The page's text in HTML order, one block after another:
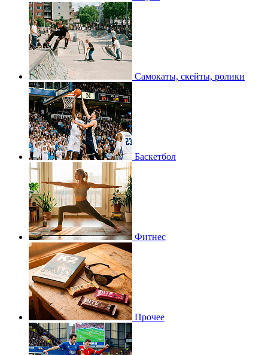
Самокаты, скейты, ролики
Баскетбол
Фитнес
Прочее